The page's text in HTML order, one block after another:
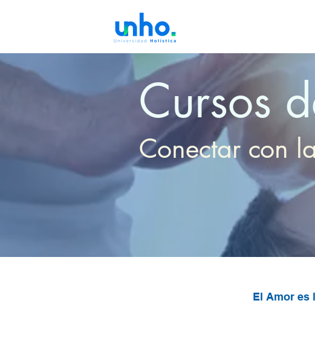
Cursos
Conectar ​con
El Amor es